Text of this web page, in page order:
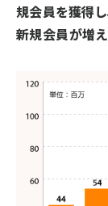
規会員を獲得
新規会員が増